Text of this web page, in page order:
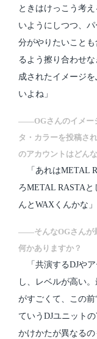
ときはけっこう考
いようにしつつ、
分がやりたいこと
るよう擦り合わせ
成されたイメージ
いよね」
――OGさんのイメー
タ・カラーを投稿さ
のアカウントはどん
「あれはMETAL
ろMETAL RASTA
んとWAXくんかな」
――そんなOGさんが
何かありますか？
「共演するDJやア
し、レベルが高い
がすごくて、この前
ていうDJユニット
かけかたが異なる